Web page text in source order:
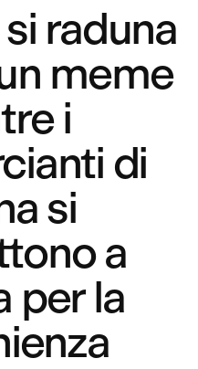
raduna
meme
i
di
si
a
per la